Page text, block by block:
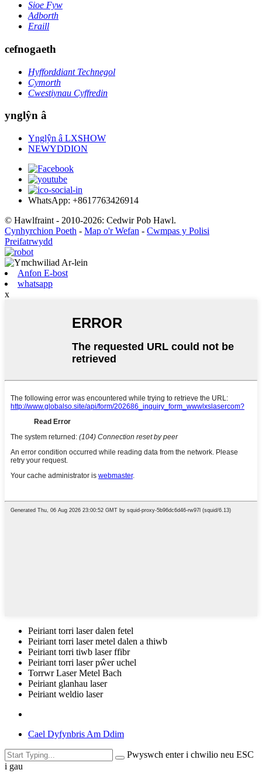
Sioe Fyw
Adborth
Eraill
cefnogaeth
Hyfforddiant Technegol
Cymorth
Cwestiynau Cyffredin
ynglŷn â
Ynglŷn â LXSHOW
NEWYDDION
WhatsApp: +8617763426914
© Hawlfraint - 2010-2026: Cedwir Pob Hawl.
Cynhyrchion Poeth - Map o'r Wefan - Cwmpas y Polisi
Preifatrwydd
Anfon E-bost
whatsapp
x
Peiriant torri laser dalen fetel
Peiriant torri laser metel dalen a thiwb
Peiriant torri tiwb laser ffibr
Peiriant torri laser pŵer uchel
Torrwr Laser Metel Bach
Peiriant glanhau laser
Peiriant weldio laser
Cael Dyfynbris Am Ddim
Pwyswch enter i chwilio neu ESC
i gau